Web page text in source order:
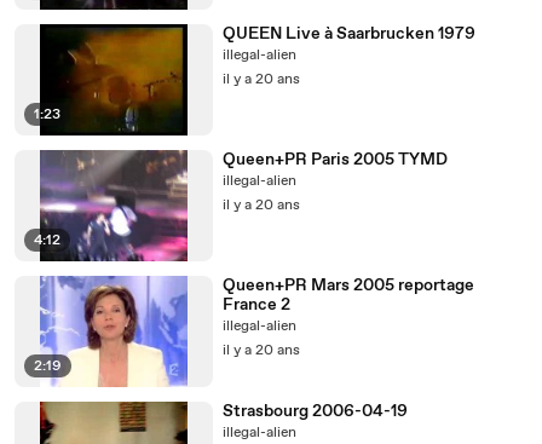
1:23
QUEEN Live à Saarbrucken 1979
illegal-alien
il y a 20 ans
4:12
Queen+PR Paris 2005 TYMD
illegal-alien
il y a 20 ans
2:19
Queen+PR Mars 2005 reportage
France 2
illegal-alien
il y a 20 ans
Strasbourg 2006-04-19
illegal-alien